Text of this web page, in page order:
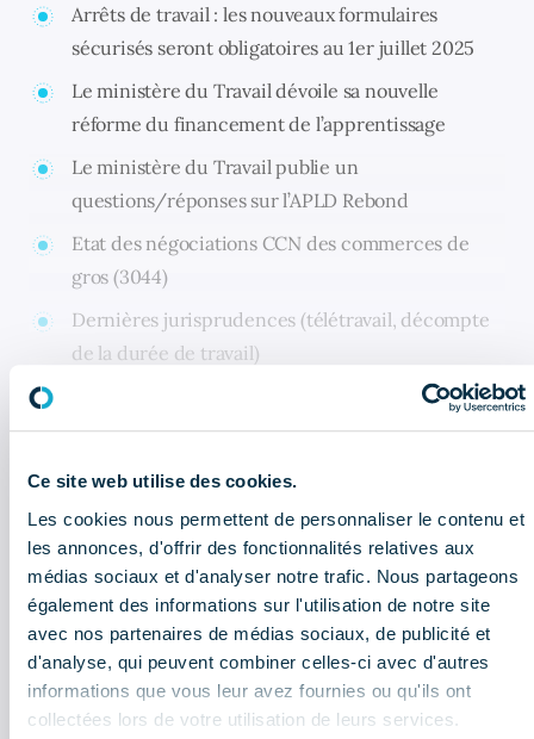
Ce site web utilise des cookies.
Les cookies nous permettent de personnaliser le contenu et
les annonces, d'offrir des fonctionnalités relatives aux
médias sociaux et d'analyser notre trafic. Nous partageons
également des informations sur l'utilisation de notre site
avec nos partenaires de médias sociaux, de publicité et
d'analyse, qui peuvent combiner celles-ci avec d'autres
informations que vous leur avez fournies ou qu'ils ont
collectées lors de votre utilisation de leurs services.
Arrêts de travail : les nouveaux formulaires
sécurisés seront obligatoires au 1er juillet 2025
Le ministère du Travail dévoile sa nouvelle
réforme du financement de l’apprentissage
Le ministère du Travail publie un
questions/réponses sur l’APLD Rebond
Etat des négociations CCN des commerces de
gros (3044)
Dernières jurisprudences (télétravail, décompte
de la durée de travail)
Téléchargez le bulletin de la CGF !
Newsletter réglementaire - Juillet :
les informations à retenir
Bulletin économique : que retenir
du 2ème trimestre 2026 ?